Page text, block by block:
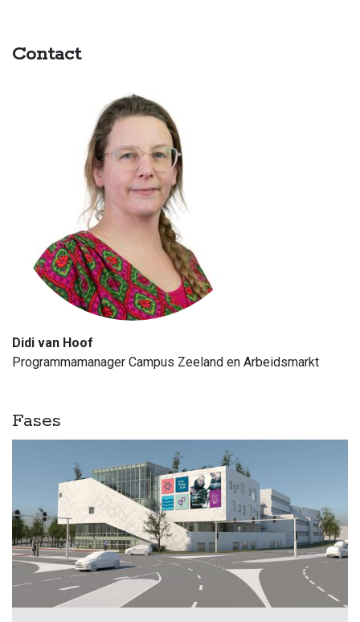
Contact
Didi van Hoof
Programmamanager Campus Zeeland en Arbeidsmarkt
Fases